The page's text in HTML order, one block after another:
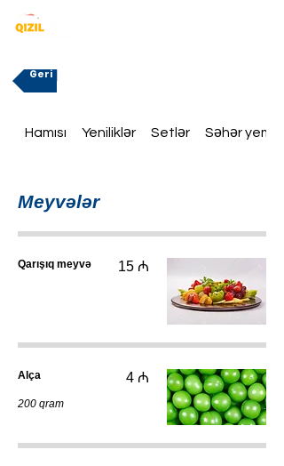
Geri
Hamısı Yeniliklər Setlər Səhər
Meyvələr
Qarışıq meyvə 15 ₼
Alça
200 qram
4 ₼